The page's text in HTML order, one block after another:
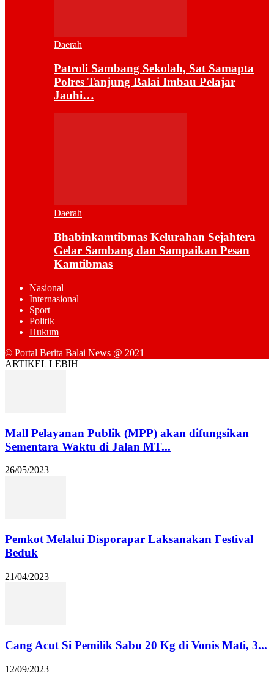
Daerah
Patroli Sambang Sekolah, Sat Samapta
Polres Tanjung Balai Imbau Pelajar
Jauhi…
Daerah
Bhabinkamtibmas Kelurahan Sejahtera
Gelar Sambang dan Sampaikan Pesan
Kamtibmas
Nasional
Internasional
Sport
Politik
Hukum
© Portal Berita Balai News @ 2021
ARTIKEL LEBIH
Mall Pelayanan Publik (MPP) akan difungsikan
Sementara Waktu di Jalan MT...
26/05/2023
Pemkot Melalui Disporapar Laksanakan Festival
Beduk
21/04/2023
Cang Acut Si Pemilik Sabu 20 Kg di Vonis Mati, 3...
12/09/2023